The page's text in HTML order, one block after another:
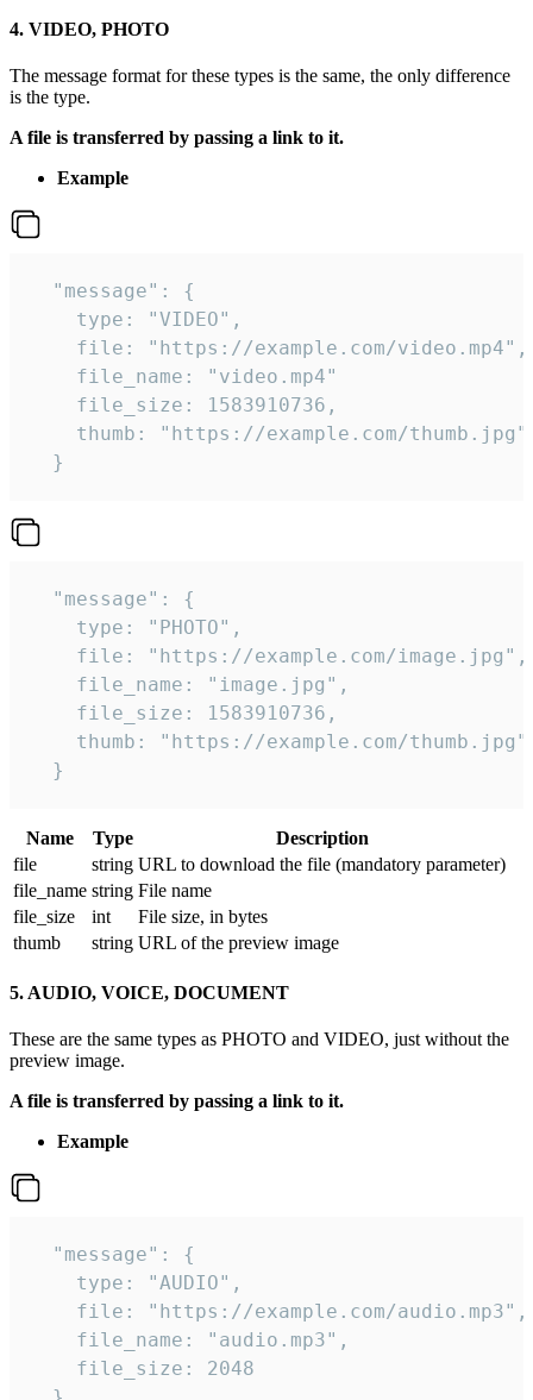
4. VIDEO, PHOTO
The message format for these types is the same, the only difference
is the type.
A file is transferred by passing a link to it.
Example
  "message": {
    type: "VIDEO",
    file: "https://example.com/video.mp4",
    file_name: "video.mp4"
    file_size: 1583910736,
    thumb: "https://example.com/thumb.jpg"
  }
  "message": {
    type: "PHOTO",
    file: "https://example.com/image.jpg",
    file_name: "image.jpg",
    file_size: 1583910736,
    thumb: "https://example.com/thumb.jpg"
  }
Name Type
Description
file
string URL to download the file (mandatory parameter)
file_name string File name
file_size
int
File size, in bytes
thumb
string URL of the preview image
5. AUDIO, VOICE, DOCUMENT
These are the same types as PHOTO and VIDEO, just without the
preview image.
A file is transferred by passing a link to it.
Example
  "message": {
    type: "AUDIO",
    file: "https://example.com/audio.mp3",
    file_name: "audio.mp3",
    file_size: 2048